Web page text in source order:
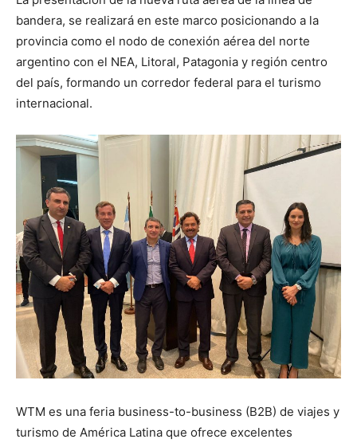
bandera, se realizará en este marco posicionando a la
provincia como el nodo de conexión aérea del norte
argentino con el NEA, Litoral, Patagonia y región centro
del país, formando un corredor federal para el turismo
internacional.
WTM es una feria business-to-business (B2B) de viajes y
turismo de América Latina que ofrece excelentes